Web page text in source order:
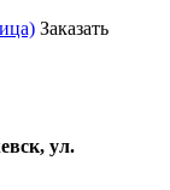
Заказать
ул.